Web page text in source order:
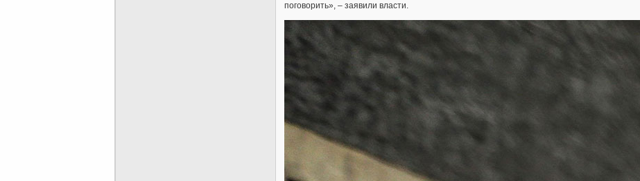
поговорить», – заявили власти.